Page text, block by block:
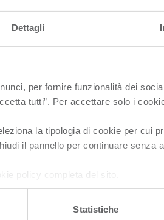
Dettagli
per fornire funzionalità dei
tutti”. Per accettare solo i
la tipologia di cookie per cui
il pannello per continuare senza
policy completa del sito.
Statistiche